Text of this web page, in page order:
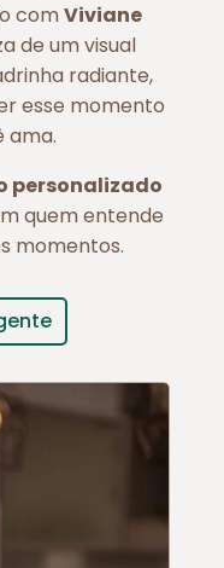
comViviane
de um visual
radiante,
esse momento
ama.
personalizado
quem entende
momentos.